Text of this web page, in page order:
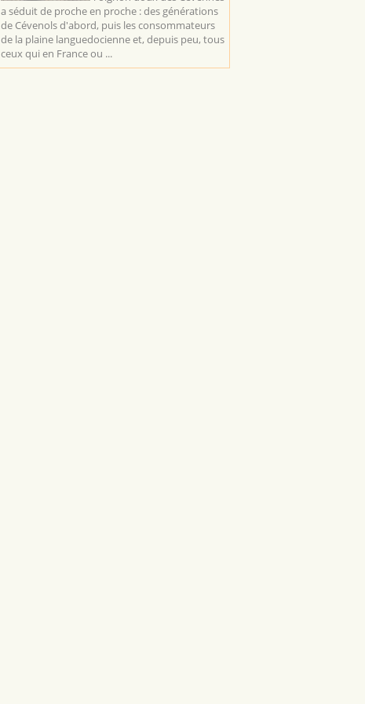
a séduit de proche en proche : des générations
de Cévenols d'abord, puis les consommateurs
de la plaine languedocienne et, depuis peu, tous
ceux qui en France ou ...